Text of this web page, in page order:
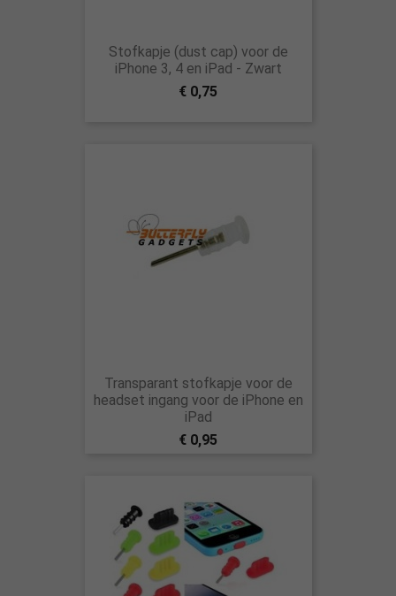
Stofkapje (dust cap) voor de
iPhone 3, 4 en iPad - Zwart
€ 0,75
Transparant stofkapje voor de
headset ingang voor de iPhone en
iPad
€ 0,95